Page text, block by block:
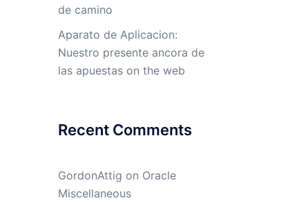
de camino
Aparato de Aplicacion:
Nuestro presente ancora de
las apuestas on the web
Recent Comments
GordonAttig on Oracle
Miscellaneous